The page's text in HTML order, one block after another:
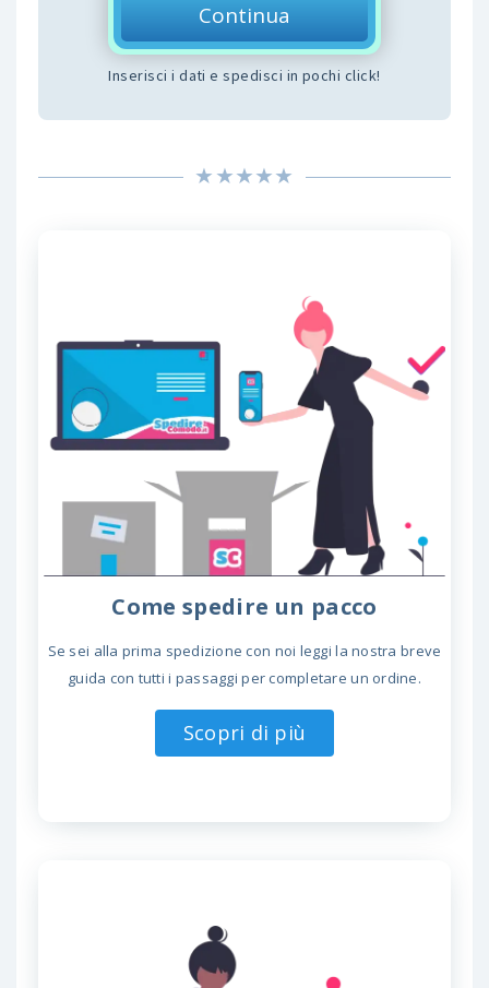
Continua
Inserisci i dati e spedisci in pochi click!
Come spedire un pacco
Se sei alla prima spedizione con noi leggi la nostra breve
guida con tutti i passaggi per completare un ordine.
Scopri di più